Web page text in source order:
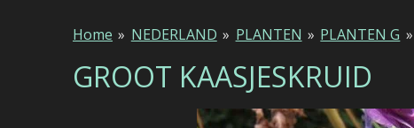
Home » NEDERLAND » PLANTEN » PLANTEN G »
GROOT KAASJESKRUID